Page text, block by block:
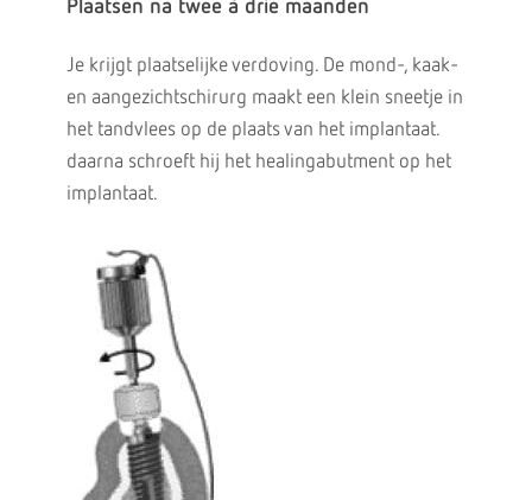
Plaatsen na twee à drie maanden
Je krijgt plaatselijke verdoving. De mond-, kaak-
en aangezichtschirurg maakt een klein sneetje in
het tandvlees op de plaats van het implantaat.
daarna schroeft hij het healingabutment op het
implantaat.